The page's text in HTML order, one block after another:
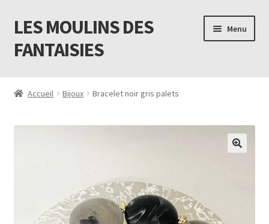
Aller
à
la
Aller
au
contenu
LES MOULINS DES
FANTAISIES
Menu
Mon compte
Accueil Bijoux Bracelet noir gris palets